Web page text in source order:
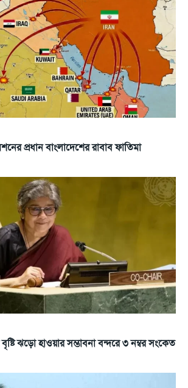
প্রধান বাংলাদেশের রাবাব ফাতিমা
ঝড়ো হাওয়ার সম্ভাবনা বন্দরে ৩ নম্বর সংকেত